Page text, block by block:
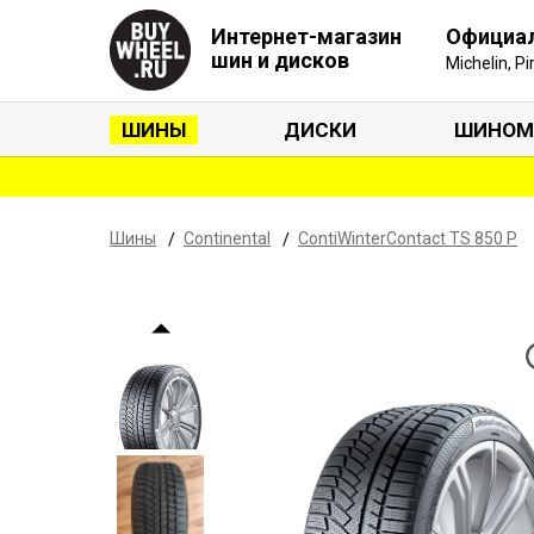
Интернет-магазин
шин и дисков
Michelin,
ШИНЫ ДИСКИ
Шины Continental ContiWinterContact TS 850 P